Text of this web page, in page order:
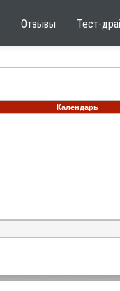
Отзывы Тест-
Календарь